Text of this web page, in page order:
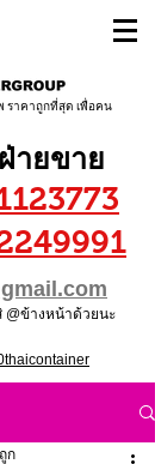
ราคาถูกที่สุด เพื่อคน
ายขาย
@ข้างหน้าด้วยนะ
ก